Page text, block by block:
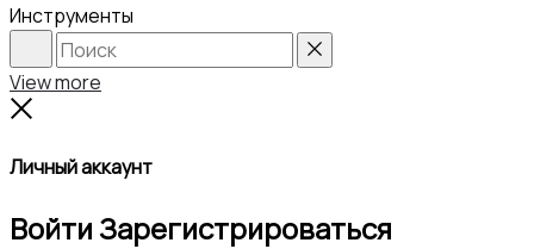
Инструменты
Search
View more
Личный аккаунт
ВойтиЗарегистрироваться